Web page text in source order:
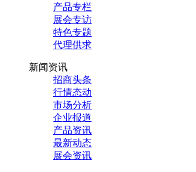
产品专栏
展会专访
特色专题
代理供求
新闻资讯
招商头条
行情态动
市场分析
企业报道
产品资讯
最新动态
展会资讯